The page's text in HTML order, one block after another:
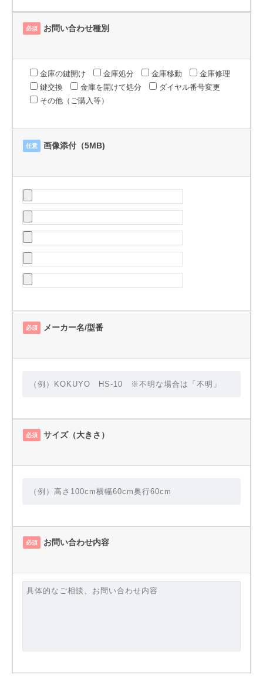
必須 お問い合わせ種別
金庫の鍵開け 金庫処分 金庫移動
金庫修理
鍵交換
金庫を開けて処分
ダイヤル番号変更
その他（ご購入等）
任意 画像添付（5MB)
必須 メーカー名/型番
必須 サイズ（大きさ）
必須 お問い合わせ内容